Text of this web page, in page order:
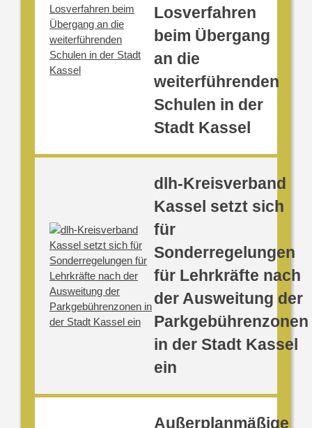
Losverfahren
beim Übergang
an die
weiterführenden
Schulen in der
Stadt Kassel
dlh-Kreisverband
Kassel setzt sich
für
Sonderregelungen
für Lehrkräfte nach
der Ausweitung der
Parkgebührenzonen
in der Stadt Kassel
ein
Außerplanmäßige